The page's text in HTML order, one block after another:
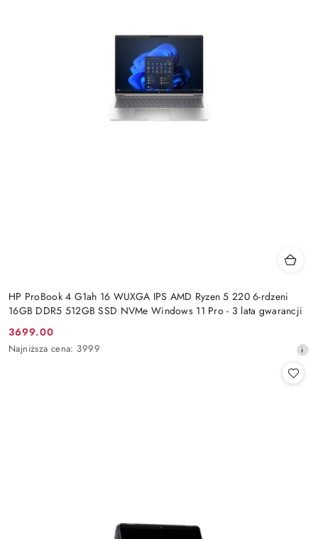
HP ProBook 4 G1ah 16 WUXGA IPS AMD Ryzen 5 220 6-rdzeni
16GB DDR5 512GB SSD NVMe Windows 11 Pro - 3 lata gwarancji
Cena
promocyjna:
3699.00
Najniższa
Najniższa cena: 3999